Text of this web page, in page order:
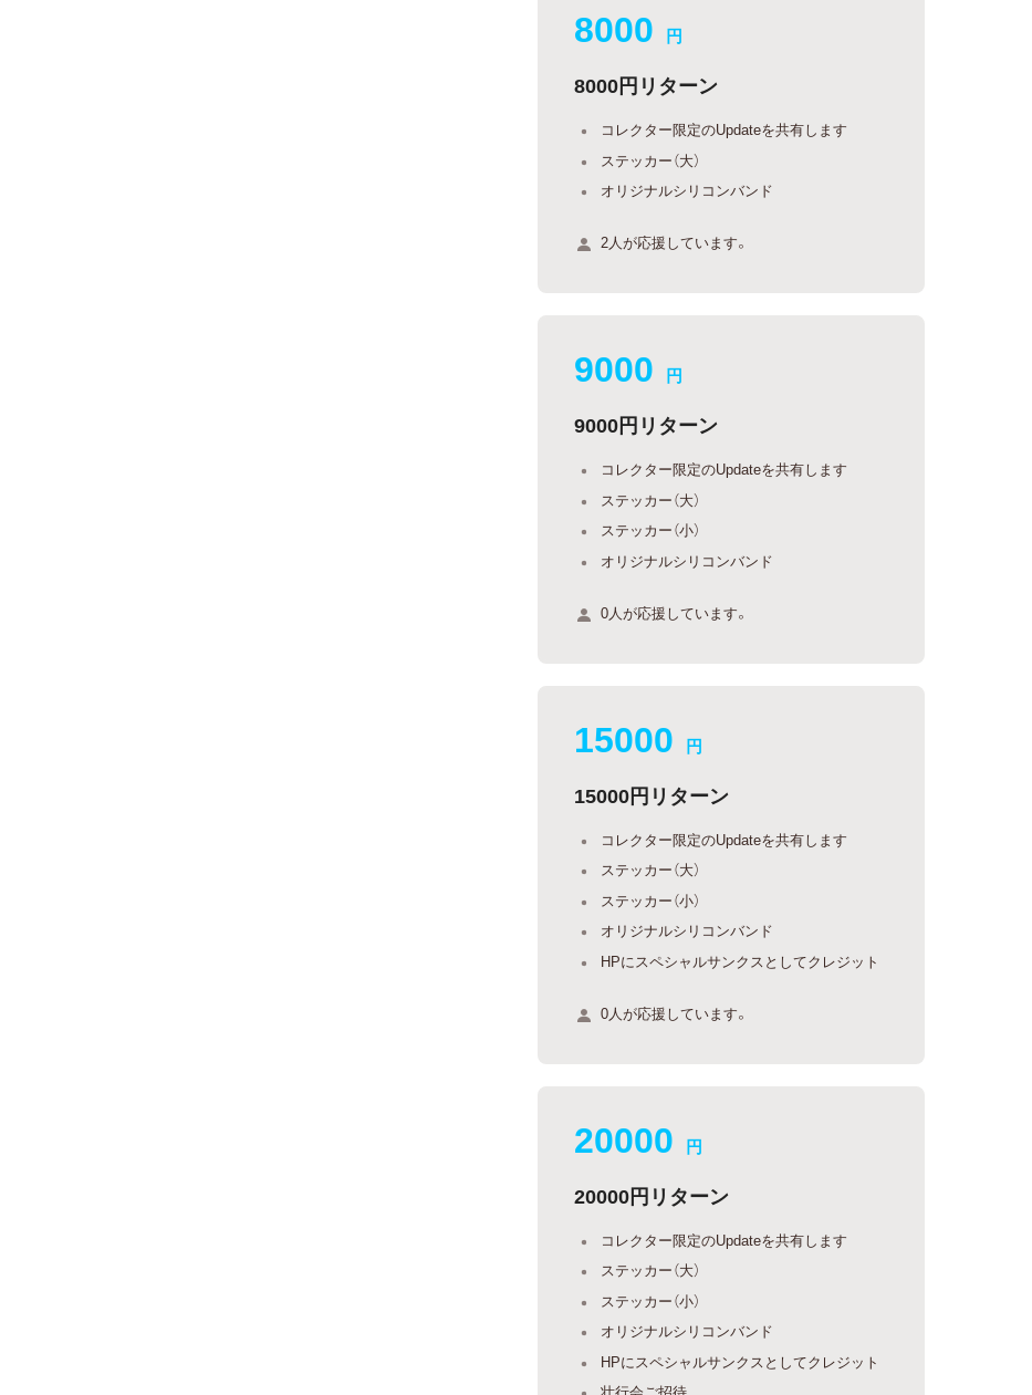
8000 円
8000円リターン
コレクター限定のUpdateを共有します
ステッカー（大）
オリジナルシリコンバンド
2人が応援しています。
9000 円
9000円リターン
コレクター限定のUpdateを共有します
ステッカー（大）
ステッカー（小）
オリジナルシリコンバンド
0人が応援しています。
15000 円
15000円リターン
コレクター限定のUpdateを共有します
ステッカー（大）
ステッカー（小）
オリジナルシリコンバンド
HPにスペシャルサンクスとしてクレジット
0人が応援しています。
20000 円
20000円リターン
コレクター限定のUpdateを共有します
ステッカー（大）
ステッカー（小）
オリジナルシリコンバンド
HPにスペシャルサンクスとしてクレジット